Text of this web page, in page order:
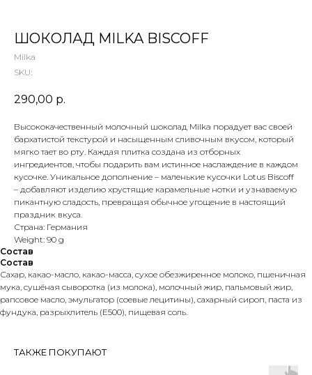
ШОКОЛАД MILKA BISCOFF
Milka
SKU:
290,00 р.
Высококачественный молочный шоколад Milka порадует вас своей
бархатистой текстурой и насыщенным сливочным вкусом, который
мягко тает во рту. Каждая плитка создана из отборных
ингредиентов, чтобы подарить вам истинное наслаждение в каждом
кусочке. Уникальное дополнение – маленькие кусочки Lotus Biscoff
– добавляют изделию хрустящие карамельные нотки и узнаваемую
пикантную сладость, превращая обычное угощение в настоящий
праздник вкуса.
Страна: Германия
Weight: 90 g
Состав
Состав
Сахар, какао-масло, какао-масса, сухое обезжиренное молоко, пшеничная
мука, сушёная сыворотка (из молока), молочный жир, пальмовый жир,
рапсовое масло, эмульгатор (соевые лецитины), сахарный сироп, паста из
фундука, разрыхлитель (Е500), пищевая соль.
ТАКЖЕ ПОКУПАЮТ